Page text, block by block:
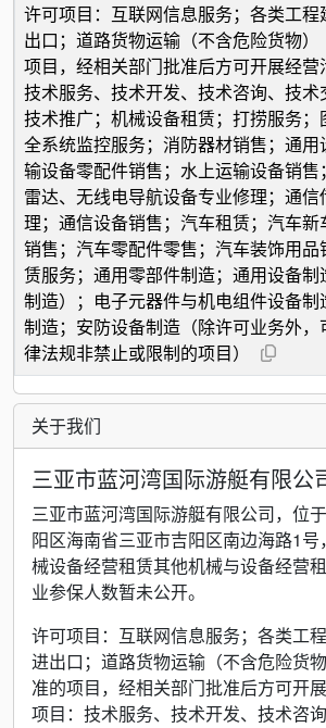
许可项目：互联网信息服务；各类工
出口；道路货物运输（不含危险货物
项目，经相关部门批准后方可开展经营
技术服务、技术开发、技术咨询、技术
技术推广；机械设备租赁；打捞服务
全系统监控服务；消防器材销售；通
输设备零配件销售；水上运输设备销售
雷达、无线电导航设备专业修理；通
理；通信设备销售；汽车租赁；汽车
销售；汽车零配件零售；汽车装饰用品
赁服务；通用零部件制造；通用设备
制造）；电子元器件与机电组件设备
制造；安防设备制造（除许可业务外
律法规非禁止或限制的项目）
关于我们
三亚市蓝河湾国际游艇有限公
三亚市蓝河湾国际游艇有限公司，位
阳区海南省三亚市吉阳区南边海路1
械设备经营租赁其他机械与设备经营
业参保人数暂未公开。
许可项目：互联网信息服务；各类工
进出口；道路货物运输（不含危险货
准的项目，经相关部门批准后方可开
项目：技术服务、技术开发、技术咨